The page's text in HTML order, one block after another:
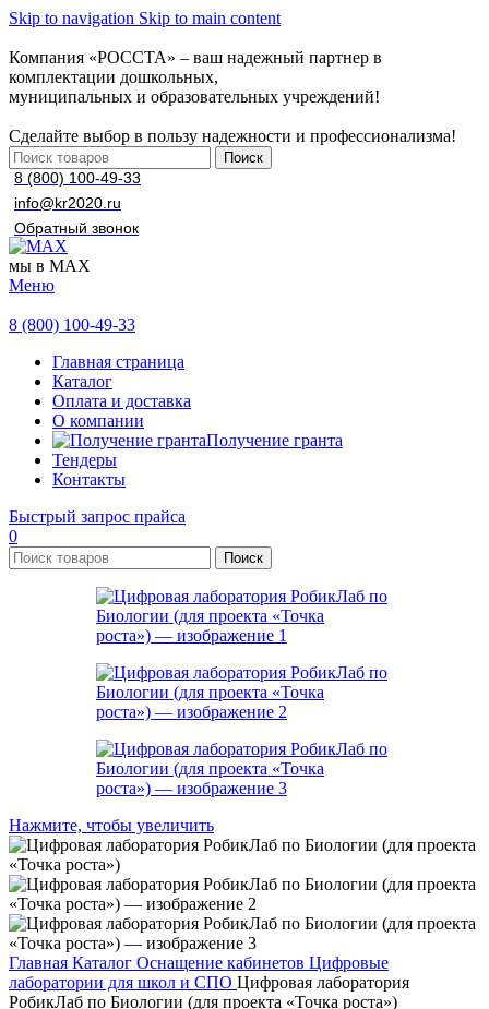
Skip to navigation Skip to main content
Компания «РОССТА» – ваш надежный партнер в
комплектации дошкольных,
муниципальных и образовательных учреждений!
Сделайте выбор в пользу надежности и профессионализма!
Поиск
8 (800) 100-49-33
info@kr2020.ru
Обратный звонок
мы в MAX
Меню
8 (800) 100-49-33
Главная страница
Каталог
Оплата и доставка
О компании
Получение гранта
Тендеры
Контакты
Быстрый запрос прайса
0
Поиск
Нажмите, чтобы увеличить
Главная Каталог Оснащение кабинетов Цифровые
лаборатории для школ и СПО Цифровая лаборатория
РобикЛаб по Биологии (для проекта «Точка роста»)